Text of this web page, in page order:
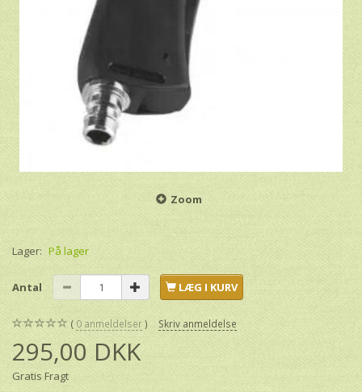
Zoom
Lager: På lager
Antal LÆG I KURV
0 anmeldelser Skriv anmeldelse
295,00 DKK
Gratis Fragt